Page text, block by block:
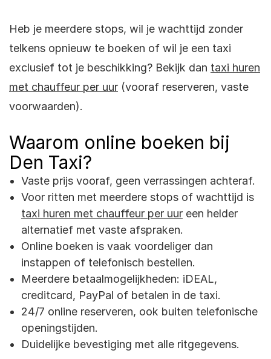
Heb je meerdere stops, wil je wachttijd zonder
telkens opnieuw te boeken of wil je een taxi
exclusief tot je beschikking? Bekijk dan taxi huren
met chauffeur per uur (vooraf reserveren, vaste
voorwaarden).
Waarom online boeken bij
Den Taxi?
Vaste prijs vooraf, geen verrassingen achteraf.
Voor ritten met meerdere stops of wachttijd is
taxi huren met chauffeur per uur een helder
alternatief met vaste afspraken.
Online boeken is vaak voordeliger dan
instappen of telefonisch bestellen.
Meerdere betaalmogelijkheden: iDEAL,
creditcard, PayPal of betalen in de taxi.
24/7 online reserveren, ook buiten telefonische
openingstijden.
Duidelijke bevestiging met alle ritgegevens.